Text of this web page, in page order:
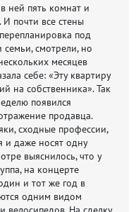
ней пять комнат и
почти все стены
под
смотрели, но
месяцев
себе: «Эту квартиру
на собственника». Так
появился
продавца.
сходные профессии,
и даже носят одну
выяснилось, что у
на концерте
и тот же год в
одним видом